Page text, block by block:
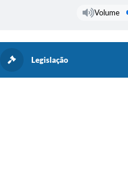
Volume
Legislação